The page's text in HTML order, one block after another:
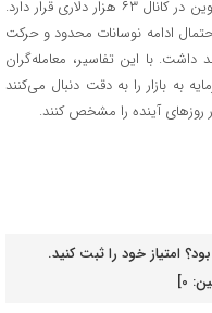
معاملات امروز بازار بیشتر تحت تأثیر ثبات بیت‌کوین در کانال ۶۳ هزار دلاری قرار دارد.
ادامه نوسانات محدود و حرکت
داشت. با این تفاسیر، معامله‌گران
به بازار را به دقت دنبال می‌کنند
آینده را مشخص کنند.
امتیاز خود را ثبت کنید.
0
]